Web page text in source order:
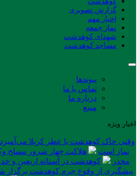
گزارش تصویری
اخبار مهم
نماز جمعه
شهدای کوهدشت
مساجد کوهدشت
پیوندها
تماس با ما
درباره ما
منبع
اخبار ویژه
وقتی خاک کوهدشت با عطر کربلا می‌آمیزد
نماز است
مخدر
کوهدشت در آستانه اربعین و
پیشگیری از وقوع جرم کوهدشت برگزار